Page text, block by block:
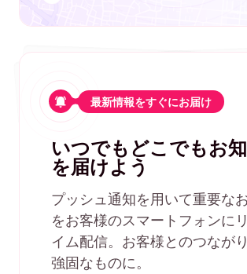
最新情報をすぐにお届け
いつでもどこでもお
を届けよう
プッシュ通知を用いて重要な
をお客様のスマートフォンに
イム配信。お客様とのつなが
強固なものに。